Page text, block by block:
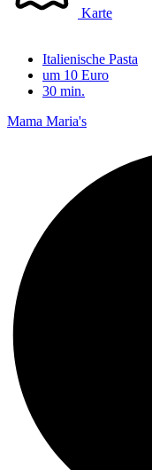
Karte
Italienische Pasta
um 10 Euro
30 min.
Mama Maria's